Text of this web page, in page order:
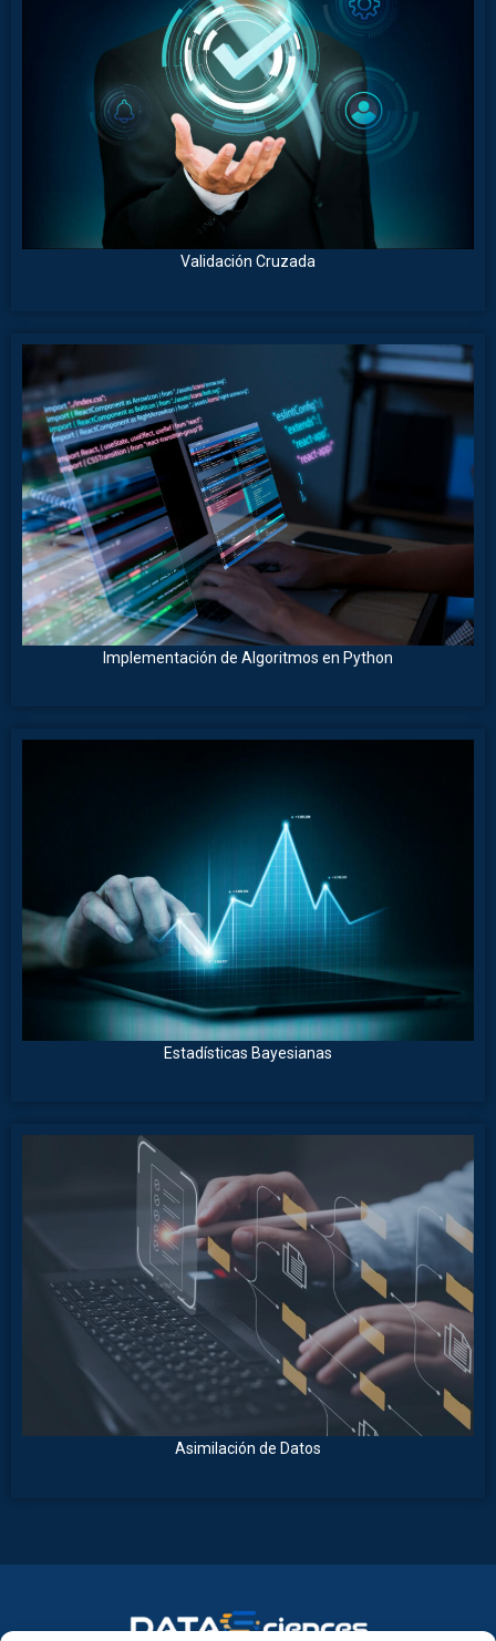
Validación Cruzada
Implementación de Algoritmos en Python
Estadísticas Bayesianas
Asimilación de Datos